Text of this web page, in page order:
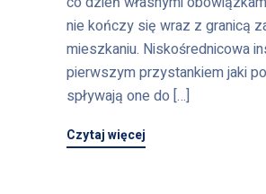
nie kończy się wraz z granicą
mieszkaniu. Niskośrednicowa
pierwszym przystankiem jaki
spływają one do […]
Czytaj więcej